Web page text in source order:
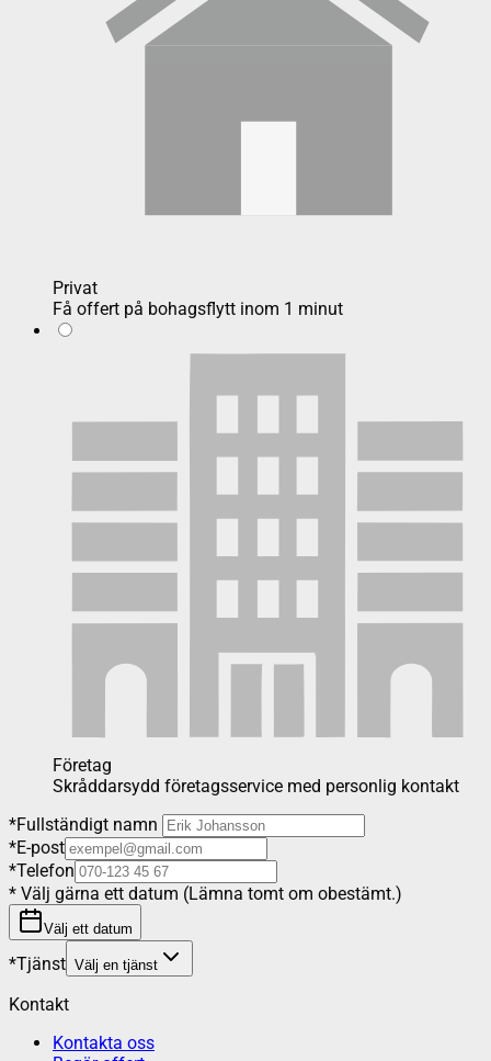
Privat
Få offert på bohagsflytt inom 1 minut
Företag
Skråddarsydd företagsservice med personlig kontakt
*Fullständigt namn
*E-post
*Telefon
* Välj gärna ett datum (Lämna tomt om obestämt.)
Välj ett datum
*Tjänst Välj en tjänst
Kontakt
Kontakta oss